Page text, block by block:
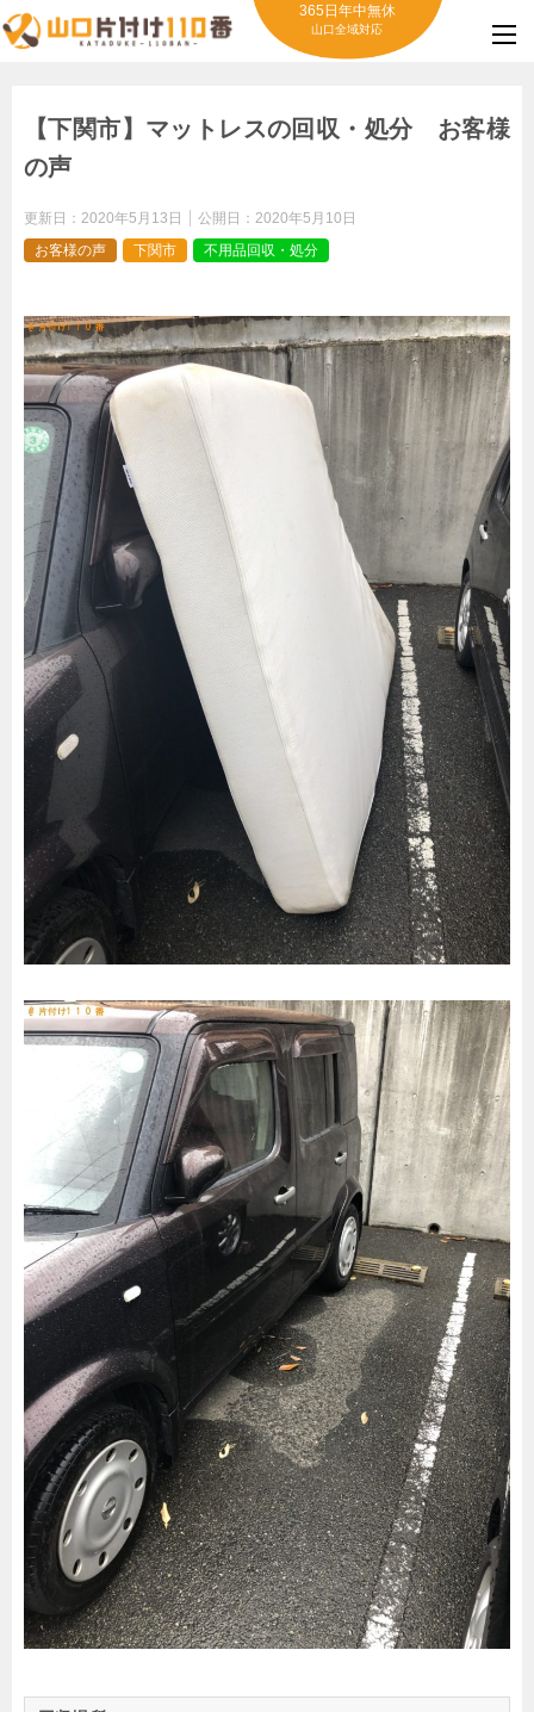
365日年中無休
山口全域対応
【下関市】マットレスの回収・処分 お客様
の声
更新日： 2020年5月13日 公開日： 2020年5月10日
お客様の声
下関市 不用品回収・処分